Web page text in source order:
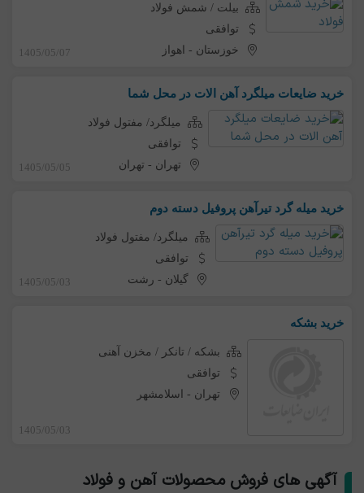
بیلت / شمش فولاد
توافقی
خوزستان - اهواز 1405/05/07
خرید ضایعات میلگرد آهن الات در محل شما
میلگرد/ مفتول فولاد
توافقی
تهران -تهران 1405/05/05
خرید میله گرد تیرآهن پروفیل دسته دوم
میلگرد/ مفتول فولاد
توافقی
گیلان - رشت 1405/05/03
خرید بشکه
بشکه / تانکر / مخزن آهنی
توافقی
تهران - اسلامشهر
1405/05/03
آگهی های فروش محصولات آهن و فولاد